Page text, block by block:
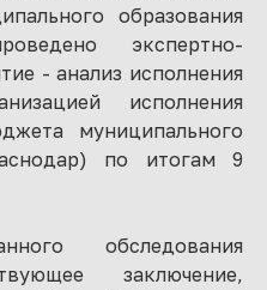
образования
экспертно-
- анализ исполнения
исполнения
муниципального
по итогам 9
обследования
заключение,